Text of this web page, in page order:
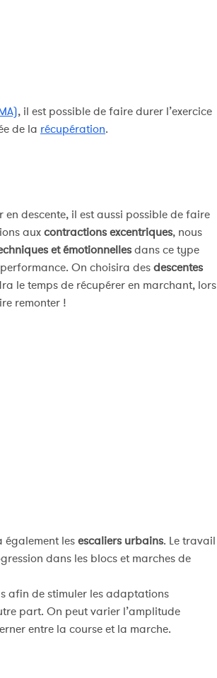
, il est possible de faire durer l’exercice
de la récupération.
descente, il est aussi possible de faire
auxcontractions excentriques, nous
et émotionnellesdans ce type
On choisira desdescentes
le temps de récupérer en marchant, lors
remonter !
également lesescaliers urbains. Le travail
dans les blocs et marches de
afin de stimuler les adaptations
part. On peut varier l’amplitude
entre la course et la marche.